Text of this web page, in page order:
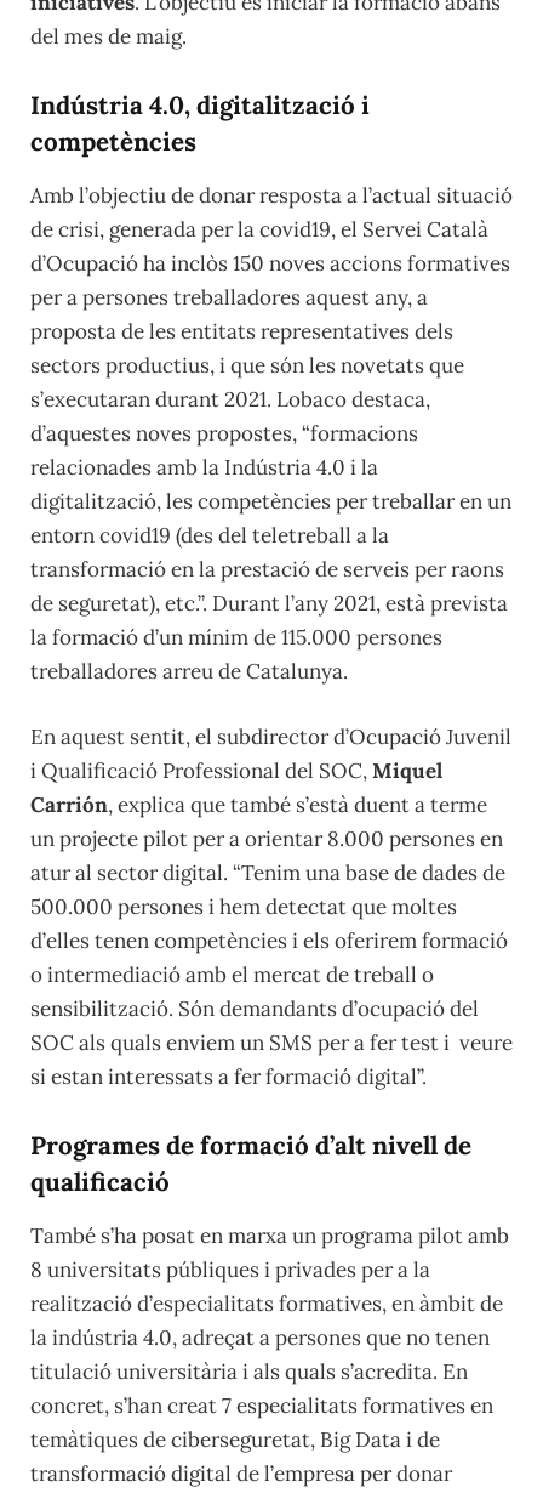
del mes de maig.
Indústria 4.0, digitalització i
competències
Amb l’objectiu de donar resposta a l’actual situació
de crisi, generada per la covid19, el Servei Català
d’Ocupació ha inclòs 150 noves accions formatives
per a persones treballadores aquest any, a
proposta de les entitats representatives dels
sectors productius, i que són les novetats que
s’executaran durant 2021. Lobaco destaca,
d’aquestes noves propostes, “formacions
relacionades amb la Indústria 4.0 i la
digitalització, les competències per treballar en un
entorn covid19 (des del teletreball a la
transformació en la prestació de serveis per raons
de seguretat), etc.”. Durant l’any 2021, està prevista
la formació d’un mínim de 115.000 persones
treballadores arreu de Catalunya.
En aquest sentit, el subdirector d’Ocupació Juvenil
i Qualificació Professional del SOC,Miquel
Carrión, explica que també s’està duent a terme
un projecte pilot per a orientar 8.000 persones en
atur al sector digital. “Tenim una base de dades de
500.000 persones i hem detectat que moltes
d’elles tenen competències i els oferirem formació
o intermediació amb el mercat de treball o
sensibilització. Són demandants d’ocupació del
SOC als quals enviem un SMS per a fer test i veure
si estan interessats a fer formació digital”.
Programes de formació d’alt nivell de
qualificació
També s’ha posat en marxa un programa pilot amb
8 universitats públiques i privades per a la
realització d’especialitats formatives, en àmbit de
la indústria 4.0, adreçat a persones que no tenen
titulació universitària i als quals s’acredita. En
concret, s’han creat 7 especialitats formatives en
temàtiques de ciberseguretat, Big Data i de
transformació digital de l’empresa per donar